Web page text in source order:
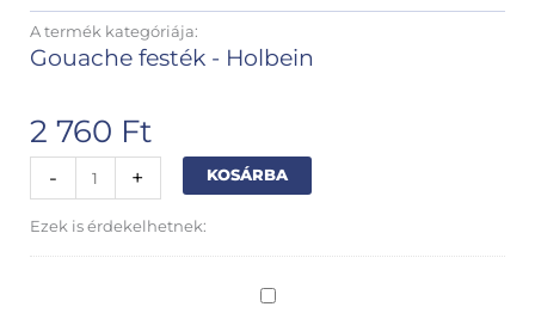
A termék kategóriája:
Gouache festék - Holbein
2 760 Ft
-
gouache
Permanent
yellow
+ KOSÁRBA
Ezek is érdekelhetnek:
Arches